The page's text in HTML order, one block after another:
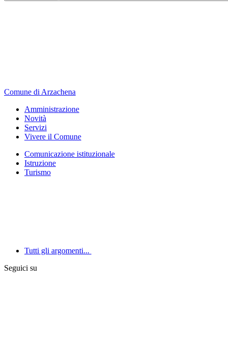
Comune di Arzachena
Amministrazione
Novità
Servizi
Vivere il Comune
Comunicazione istituzionale
Istruzione
Turismo
Tutti gli argomenti...
Seguici su